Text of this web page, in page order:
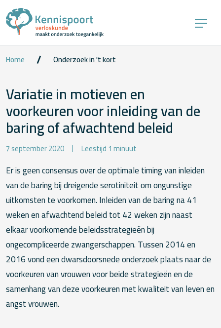
Home Onderzoek in 't kort
Variatie in motieven en
voorkeuren voor inleiding van de
baring of afwachtend beleid
7 september 2020 Leestijd 1 minuut
Er is geen consensus over de optimale timing van inleiden
van de baring bij dreigende serotiniteit om ongunstige
uitkomsten te voorkomen. Inleiden van de baring na 41
weken en afwachtend beleid tot 42 weken zijn naast
elkaar voorkomende beleidsstrategieën bij
ongecompliceerde zwangerschappen. Tussen 2014 en
2016 vond een dwarsdoorsnede onderzoek plaats naar de
voorkeuren van vrouwen voor beide strategieën en de
samenhang van deze voorkeuren met kwaliteit van leven en
angst vrouwen.